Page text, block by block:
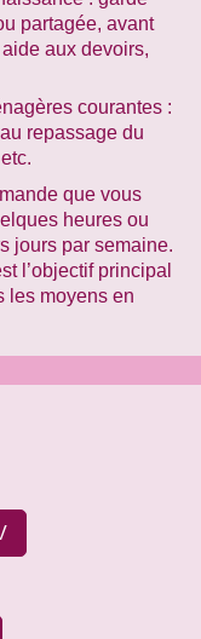
partagée, avant
aux devoirs,
courantes :
repassage du
que vous
heures ou
jours par semaine.
l’objectif principal
les moyens en